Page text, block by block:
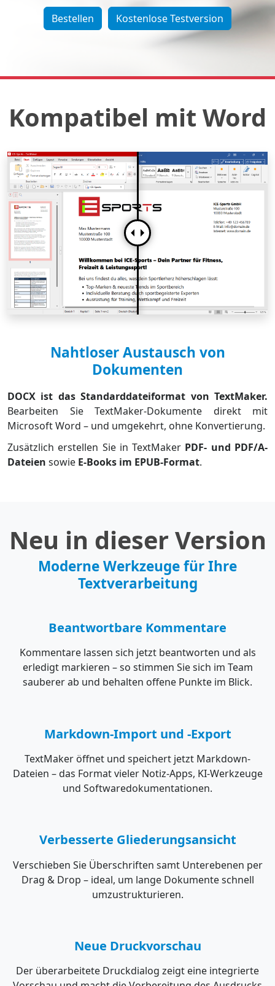
Bestellen Kostenlose Testversion
Kompatibel mit Word
Nahtloser Austausch von
Dokumenten
DOCX ist das Standarddateiformat von TextMaker.
Bearbeiten Sie TextMaker-Dokumente direkt mit
Microsoft Word – und umgekehrt, ohne Konvertierung.
Zusätzlich erstellen Sie in TextMaker PDF- und PDF/A-
Dateien sowie E-Books im EPUB-Format.
Neu in dieser Version
Moderne Werkzeuge für Ihre
Textverarbeitung
Beantwortbare Kommentare
Kommentare lassen sich jetzt beantworten und als
erledigt markieren – so stimmen Sie sich im Team
sauberer ab und behalten offene Punkte im Blick.
Markdown-Import und -Export
TextMaker öffnet und speichert jetzt Markdown-
Dateien – das Format vieler Notiz-Apps, KI-Werkzeuge
und Softwaredokumentationen.
Verbesserte Gliederungsansicht
Verschieben Sie Überschriften samt Unterebenen per
Drag & Drop – ideal, um lange Dokumente schnell
umzustrukturieren.
Neue Druckvorschau
Der überarbeitete Druckdialog zeigt eine integrierte